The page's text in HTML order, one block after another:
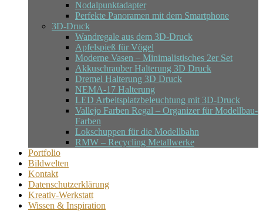
Nodalpunktadapter
Perfekte Panoramen mit dem Smartphone
3D-Druck
Wandregale aus dem 3D-Druck
Apfelspieß für Vögel
Moderne Vasen – Minimalistisches 2er Set
Akkuschrauber Halterung 3D Druck
Dremel Halterung 3D Druck
NEMA-17 Halterung
LED Arbeitsplatzbeleuchtung mit 3D-Druck
Vallejo Farben Regal – Organizer für Modellbau-
Farben
Lokschuppen für die Modellbahn
RMW – Recycling Metallwerke
Portfolio
Bildwelten
Kontakt
Datenschutzerklärung
Kreativ-Werkstatt
Wissen & Inspiration